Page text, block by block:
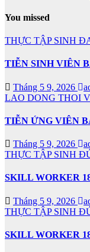
You missed
THỰC TẬP SINH
TIỄN SINH VIÊN
Tháng 5 9, 2026
LAO DONG THOI
TIỄN ỨNG VIÊN
Tháng 5 9, 2026
THỰC TẬP SINH
SKILL WORKER
Tháng 5 9, 2026
THỰC TẬP SINH
SKILL WORKER